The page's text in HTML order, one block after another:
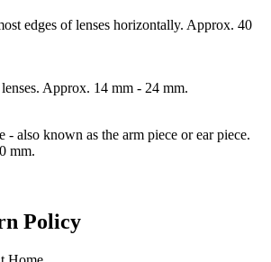
edges of lenses horizontally. Approx. 40
Approx. 14 mm - 24 mm.
- also known as the arm piece or ear piece.
mm.
Policy